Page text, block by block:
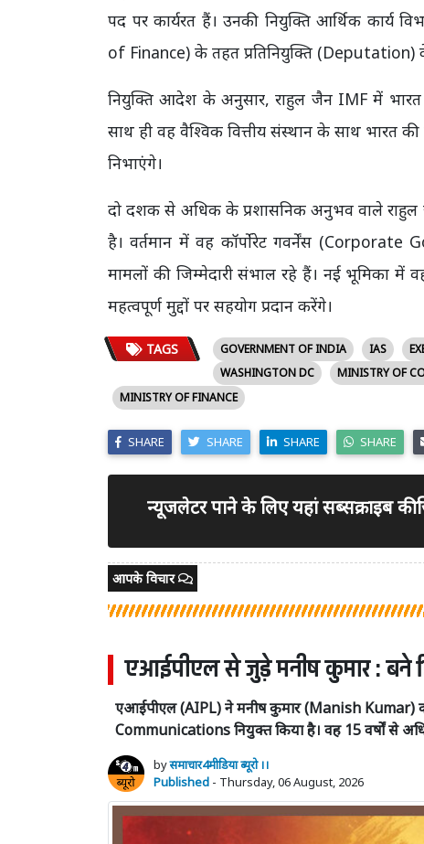
पद पर कार्यरत हैं। उनकी नियुक्ति आर्थिक कार्य
of Finance) के तहत प्रतिनियुक्ति (Deputation)
नियुक्ति आदेश के अनुसार, राहुल जैन IMF में भारत
साथ ही वह वैश्विक वित्तीय संस्थान के साथ भारत
निभाएंगे।
दो दशक से अधिक के प्रशासनिक अनुभव वाले राहुल
है। वर्तमान में वह कॉर्पोरेट गवर्नेंस
मामलों की जिम्मेदारी संभाल रहे हैं। नई भूमिका में
महत्वपूर्ण मुद्दों पर सहयोग प्रदान करेंगे।
TAGS GOVERNMENT OF INDIA IAS
WASHINGTON DC
MINISTRY OF
MINISTRY OF FINANCE
SHARE SHARE SHARE SHARE
न्यूजलेटर पाने के लिए यहां सब्सक्राइब
आपके विचार
एआईपीएल से जुड़े मनीष कुमार : बने
एआईपीएल (AIPL) ने मनीष कुमार (Manish
Communications नियुक्त किया है। वह 15 वर्षों से
byसमाचार4मीडिया ब्यूरो ।।
Published - Thursday, 06 August, 2026